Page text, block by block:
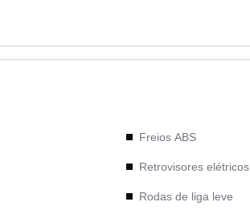
Freios ABS
Retrovisores elétricos
Rodas de liga leve